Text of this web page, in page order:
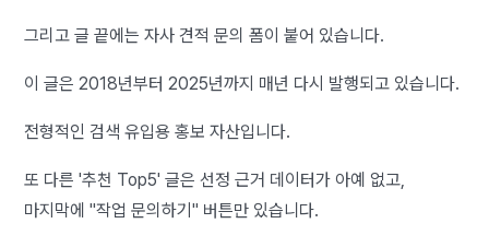
그리고 글 끝에는 자사 견적 문의 폼이 붙어 있습니다.
이 글은 2018년부터 2025년까지 매년 다시 발행되고 있습니다.
전형적인 검색 유입용 홍보 자산입니다.
또 다른 '추천 Top5' 글은 선정 근거 데이터가 아예 없고,
마지막에 "작업 문의하기" 버튼만 있습니다.